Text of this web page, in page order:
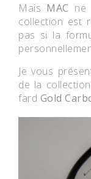
Mais MAC ne
collection est
pas si la
Je vous
de la collection
fard Gold